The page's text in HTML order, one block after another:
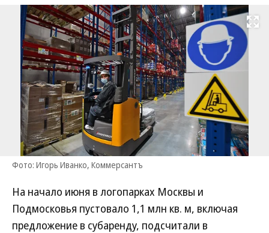
Развернуть
Фото: Игорь Иванко, Коммерсантъ
На начало июня в логопарках Москвы и
Подмосковья пустовало 1,1 млн кв. м, включая
предложение в субаренду, подсчитали в